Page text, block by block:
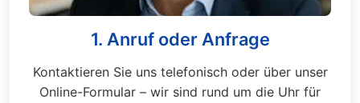
1. Anruf oder Anfrage
Kontaktieren Sie uns telefonisch oder über unser
Online-Formular – wir sind rund um die Uhr für